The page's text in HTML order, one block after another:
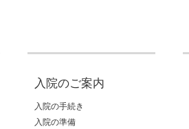
入院のご案内
入院の手続き
入院の準備